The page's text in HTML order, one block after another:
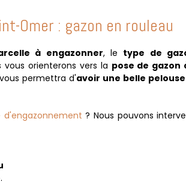
Omer : gazon en rouleau
à engazonner, le type de
orienterons vers la pose de gazon
permettra d'avoir une belle pelouse
d'engazonnement ? Nous pouvons
.